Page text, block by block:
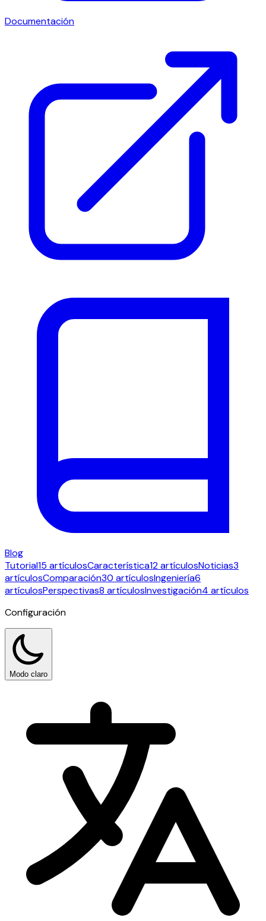
Documentación
Blog
Tutorial15 artículosCaracterística12 artículosNoticias3
artículosComparación30 artículosIngeniería6
artículosPerspectivas8 artículosInvestigación4 artículos
Configuración
Modo claro